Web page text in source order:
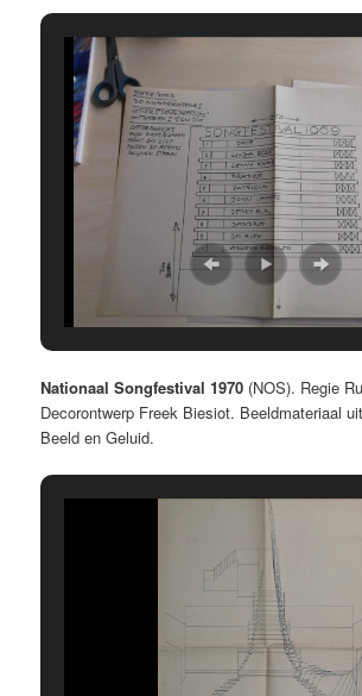
Nationaal Songfestival 1970 (NOS). Regie
Decorontwerp Freek Biesiot. Beeldmateriaal
Beeld en Geluid.